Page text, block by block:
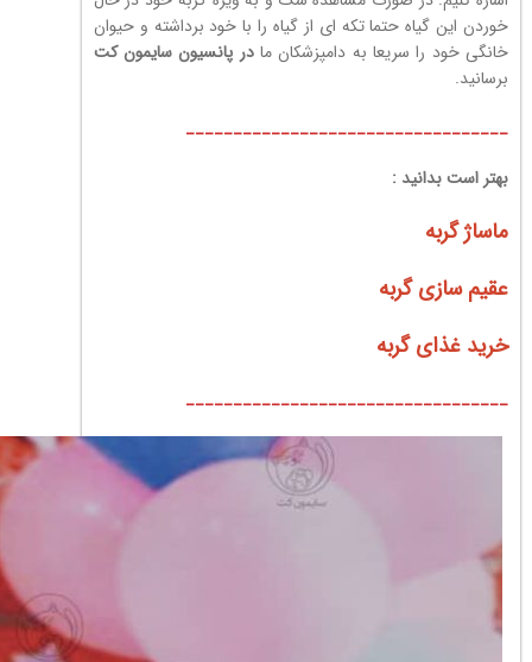
خوردن این گیاه حتما تکه ای از گیاه را با خود برداشته و حیوان
خانگی خود را سریعا به دامپزشکان مادر پانسیون سایمون کت
برسانید.
__________________________________
بهتر است بدانید :
ماساژ گربه
عقیم سازی گربه
خرید غذای گربه
__________________________________